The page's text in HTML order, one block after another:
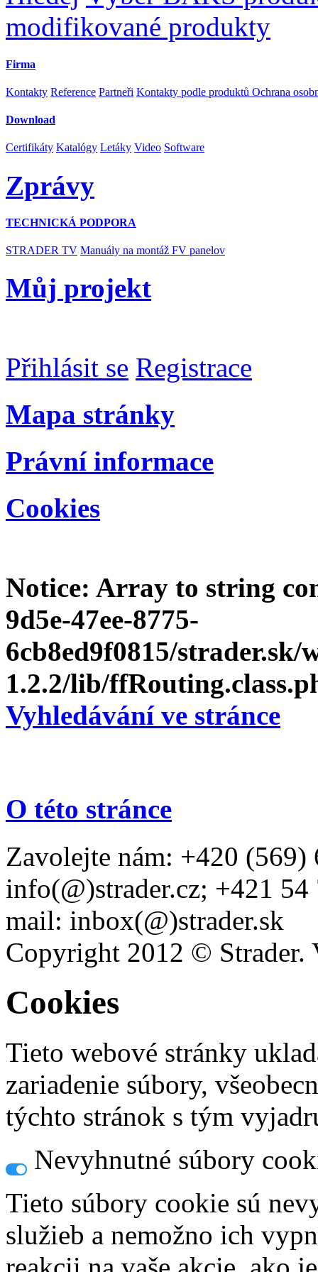
modifikované produkty
Firma
Kontakty Reference Partneři Kontakty podle produktů Ochrana
Download
Certifikáty Katalógy Letáky Video Software
Zprávy
TECHNICKÁ PODPORA
STRADER TV Manuály na montáž FV panelov
Můj projekt
Přihlásit se Registrace
Mapa stránky
Právní informace
Cookies
Notice: Array to string
9d5e-47ee-8775-
6cb8ed9f0815/
1.2.2/lib/
Vyhledávání ve stránce
O této stránce
Zavolejte nám: +420
info(@)strader.cz; +421
mail: inbox(@)strader.sk
Copyright 2012 © Strader.
Cookies
Tieto webové stránky
zariadenie súbory,
týchto stránok s tým
Nevyhnutné súbory
Tieto súbory cookie sú
služieb a nemožno ich